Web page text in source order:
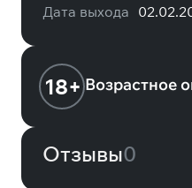
Дата выхода
18+ Возрастное
Отзывы0